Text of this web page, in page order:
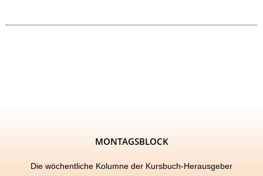
MONTAGSBLOCK
Die wöchentliche Kolumne der Kursbuch-Herausgeber